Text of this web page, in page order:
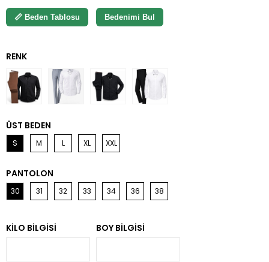
📏 Beden Tablosu Bedenimi Bul
ÜST BEDEN
S M L XL XXL
PANTOLON
30 31 32 33 34 36 38
KILO BILGISI BOY BILGISI